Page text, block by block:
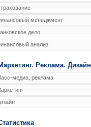
менеджмент
дело
анализ
Реклама. Дизайн
медиа, реклама